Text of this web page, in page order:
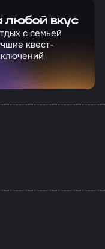
любой вкус
с семьей
квест-